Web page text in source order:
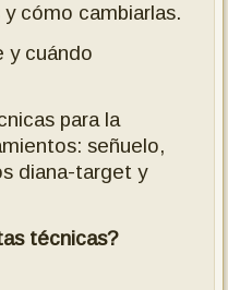
cómo cambiarlas.
y cuándo
para la
señuelo,
diana-target y
técnicas?